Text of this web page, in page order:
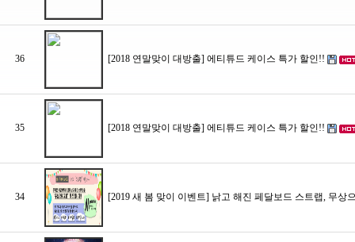
36 [2018 연말맞이 대방출] 에티튜드 케이스 특가 할인!!
35 [2018 연말맞이 대방출] 에티튜드 케이스 특가 할인!!
34 [2019 새 봄 맞이 이벤트] 낡고 해진 페달보드 스트랩, 무